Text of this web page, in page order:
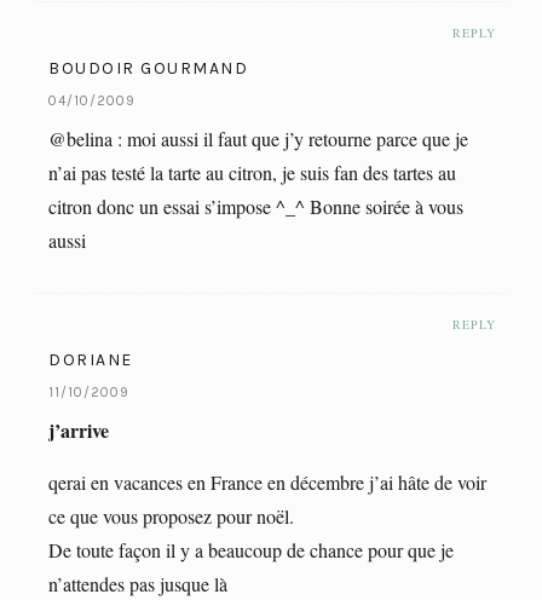
REPLY
BOUDOIR GOURMAND
04/10/2009
@belina : moi aussi il faut que j’y retourne parce que je
n’ai pas testé la tarte au citron, je suis fan des tartes au
citron donc un essai s’impose ^_^ Bonne soirée à vous
aussi
REPLY
DORIANE
11/10/2009
j’arrive
qerai en vacances en France en décembre j’ai hâte de voir
ce que vous proposez pour noël.
De toute façon il y a beaucoup de chance pour que je
n’attendes pas jusque là